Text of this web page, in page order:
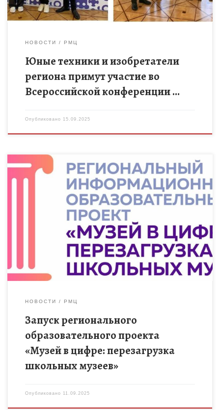
НОВОСТИ РМЦ
Юные техники и изобретатели
региона примут участие во
Всероссийской конференции …
Опубликовано 15.09.2025
11 сентября 2025 года стартовал информационно-
образовательный проект «Музей в цифре: перезагрузка
школьных музеев». Проект направлен на повышение
популярности школьных музеев Тамбовской области
посредством современных цифровых […]
НОВОСТИ РМЦ
Запуск регионального
образовательного проекта
«Музей в цифре: перезагрузка
школьных музеев»
Опубликовано 11.09.2025